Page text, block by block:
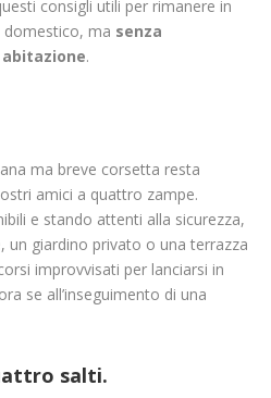
consigli utili per rimanere in
ma senza
.
ma breve corsetta resta
amici a quattro zampe.
e stando attenti alla sicurezza,
un giardino privato o una terrazza
improvvisati per lanciarsi in
se all’inseguimento di una
salti.